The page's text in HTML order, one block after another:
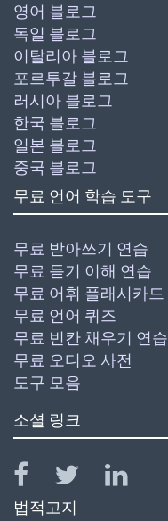
영어 블로그
독일 블로그
이탈리아 블로그
포르투갈 블로그
러시아 블로그
한국 블로그
일본 블로그
중국 블로그
무료 언어 학습 도구
무료 받아쓰기 연습
무료 듣기 이해 연습
무료 어휘 플래시카드
무료 언어 퀴즈
무료 빈칸 채우기 연습
무료 오디오 사전
도구 모음
소셜 링크
법적고지